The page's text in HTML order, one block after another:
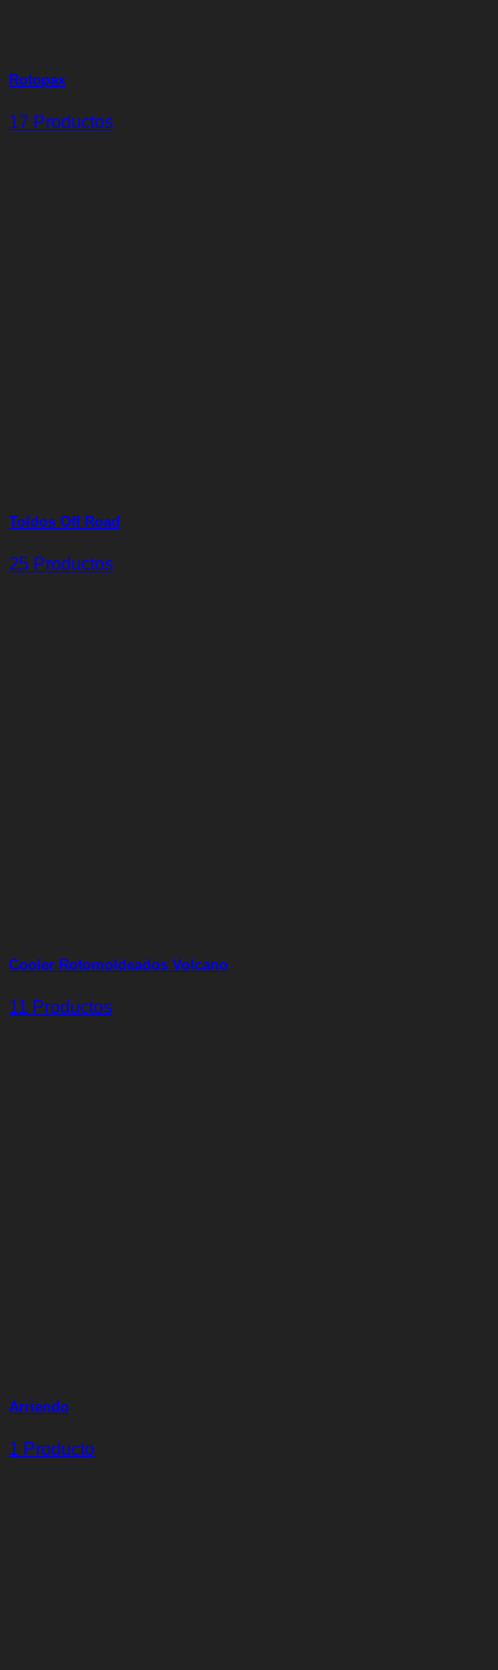
Rotopax
17 Productos
Toldos Off Road
25 Productos
Cooler Rotomoldeados Volcano
11 Productos
Arriendo
1 Producto